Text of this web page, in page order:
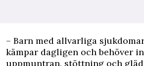
– Barn med allvarliga
kämpar dagligen och behöver
uppmuntran, stöttning och